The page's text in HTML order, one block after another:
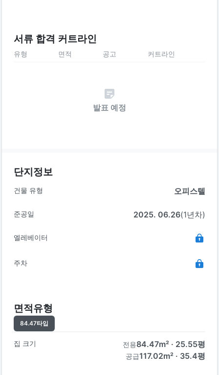
서류 합격 커트라인
유형 면적 공고 커트라인
발표 예정
단지정보
건물 유형 오피스텔
준공일 2025. 06.26(1년차)
엘레베이터
주차
면적유형
84.47타입
집 크기 전용84.47m² · 25.55평
공급117.02m² · 35.4평